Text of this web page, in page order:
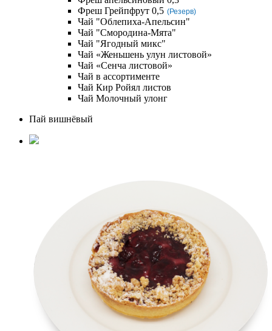
Фреш Грейпфрут 0,5 (Резерв)
Чай "Облепиха-Апельсин"
Чай "Смородина-Мята"
Чай "Ягодный микс"
Чай «Женьшень улун листовой»
Чай «Сенча листовой»
Чай в ассортименте
Чай Кир Ройял листов
Чай Молочный улонг
Пай вишнёвый